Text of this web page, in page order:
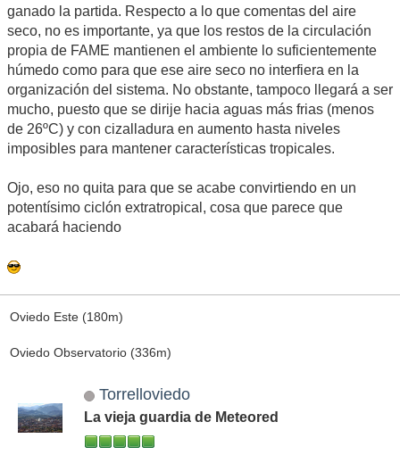
ganado la partida. Respecto a lo que comentas del aire
seco, no es importante, ya que los restos de la circulación
propia de FAME mantienen el ambiente lo suficientemente
húmedo como para que ese aire seco no interfiera en la
organización del sistema. No obstante, tampoco llegará a ser
mucho, puesto que se dirije hacia aguas más frias (menos
de 26ºC) y con cizalladura en aumento hasta niveles
imposibles para mantener características tropicales.
Ojo, eso no quita para que se acabe convirtiendo en un
potentísimo ciclón extratropical, cosa que parece que
acabará haciendo
Oviedo Este (180m)
Oviedo Observatorio (336m)
Torrelloviedo
La vieja guardia de Meteored